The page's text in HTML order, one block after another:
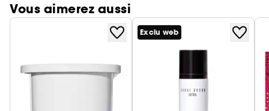
Vous aimerez aussi
Exclu web